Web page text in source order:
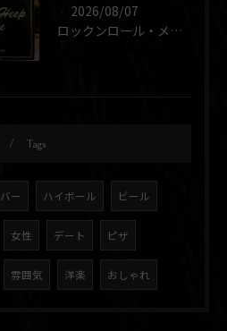
2026/08/07
ロックンロール・メドレー
Tags
バー ハイボール ビール
女性 デート ピザ
雰囲気 洋楽 おしゃれ